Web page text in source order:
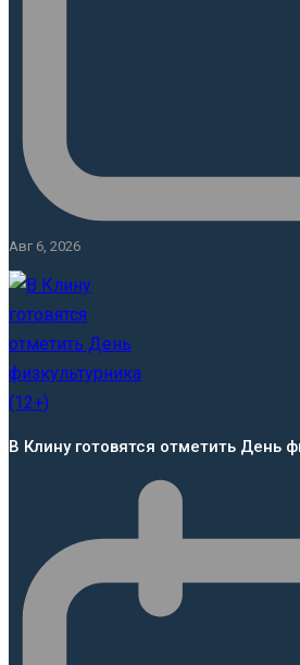
Авг 6, 2026
В Клину готовятся отметить День